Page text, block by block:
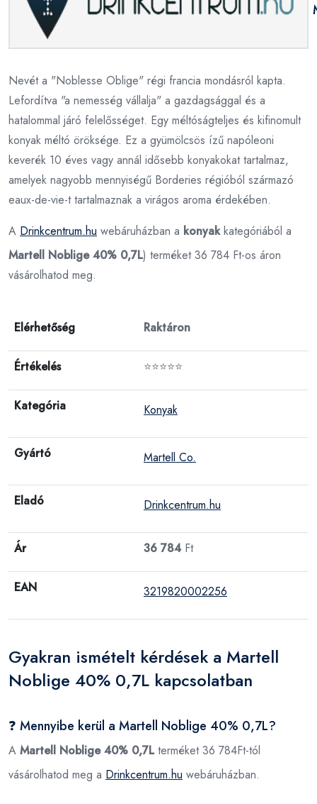
Nevét a "Noblesse Oblige" régi francia mondásról kapta.
Lefordítva "a nemesség vállalja" a gazdagsággal és a
hatalommal járó felelősséget. Egy méltóságteljes és kifinomult
konyak méltó öröksége. Ez a gyümölcsös ízű napóleoni
keverék 10 éves vagy annál idősebb konyakokat tartalmaz,
amelyek nagyobb mennyiségű Borderies régióból származó
eaux-de-vie-t tartalmaznak a virágos aroma érdekében.
A Drinkcentrum.hu webáruházban a konyakkategóriából a
Martell Noblige 40% 0,7L) terméket 36 784 Ft-os áron
vásárolhatod meg.
Elérhetőség Raktáron
Értékelés ⭐⭐⭐⭐⭐
Kategória Konyak
Gyártó Martell Co.
Eladó Drinkcentrum.hu
Ár 36 784Ft
EAN 3219820002256
Gyakran ismételt kérdések a Martell
Noblige 40% 0,7L kapcsolatban
❓ Mennyibe kerül a Martell Noblige 40% 0,7L?
A Martell Noblige 40% 0,7Lterméket 36 784Ft-tól
vásárolhatod meg a Drinkcentrum.hu webáruházban.